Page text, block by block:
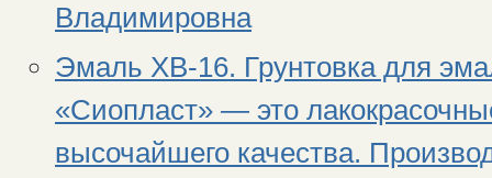
Владимировна
Эмаль ХВ-16. Грунтовка для
«Сиопласт» — это
высочайшего качества.